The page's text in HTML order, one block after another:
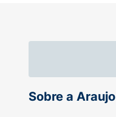
Sobre a Araujo